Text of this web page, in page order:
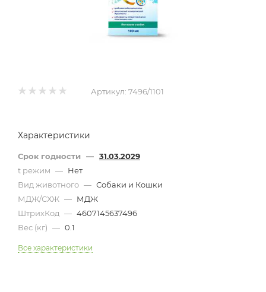
Артикул: 7496/1101
Характеристики
Срок годности — 31.03.2029
t режим — Нет
Вид животного — Собаки и Кошки
МДЖ/СХЖ — МДЖ
ШтрихКод — 4607145637496
Вес (кг) — 0.1
Все характеристики